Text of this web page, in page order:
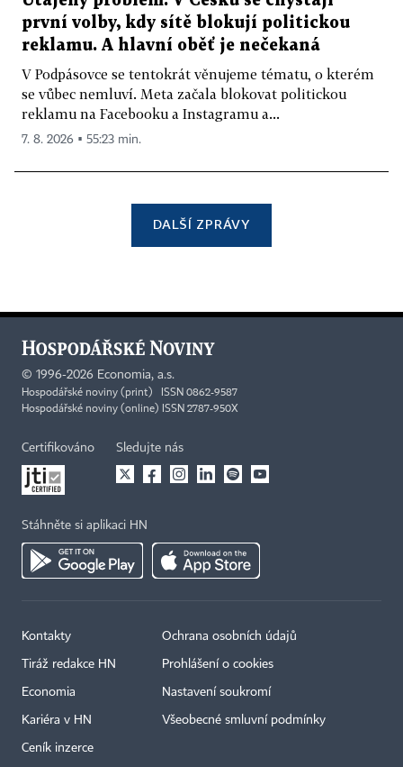
první volby, kdy sítě blokují politickou
reklamu. A hlavní oběť je nečekaná
V Podpásovce se tentokrát věnujeme tématu, o kterém
se vůbec nemluví. Meta začala blokovat politickou
reklamu na Facebooku a Instagramu a...
7. 8. 2026 ▪ 55:23 min.
DALŠÍ ZPRÁVY
© 1996-2026 Economia, a.s.
Hospodářské noviny (print) ISSN 0862-9587
Hospodářské noviny (online) ISSN 2787-950X
Certifikováno Sledujte nás
Stáhněte si aplikaci HN
Kontakty
Tiráž redakce HN
Economia
Kariéra v HN
Ceník inzerce
Ochrana osobních údajů
Prohlášení o cookies
Nastavení soukromí
Všeobecné smluvní podmínky